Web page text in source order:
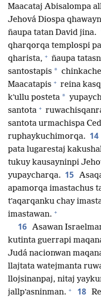
Maacataj Abisalompa
Jehová Diospa
ñaupa tatan David jina.
qharqorqa templospi
qharista, + ñaupa
santostapis *
Maacatapis + reina
kʼullu posteta *
santota +
santota urmachispa
ruphaykuchimorqa. 14
pata lugarestaj
tukuy kausayninpi
yupaycharqa. 15
apamorqa imastachus
tʼaqarqanku chay
imastawan. +
16 Asawan
kutinta guerrapi
Judá nacionwan
llajtata watejmanta
llojsinanpaj, nitaj
jallpʼasninman. + 18